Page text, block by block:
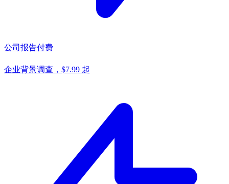
公司报告付费
企业背景调查，$7.99 起